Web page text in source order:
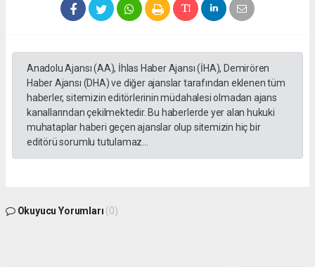
Anadolu Ajansı (AA), İhlas Haber Ajansı (İHA), Demirören
Haber Ajansı (DHA) ve diğer ajanslar tarafından eklenen tüm
haberler, sitemizin editörlerinin müdahalesi olmadan ajans
kanallarından çekilmektedir. Bu haberlerde yer alan hukuki
muhataplar haberi geçen ajanslar olup sitemizin hiç bir
editörü sorumlu tutulamaz...
Okuyucu Yorumları (0)